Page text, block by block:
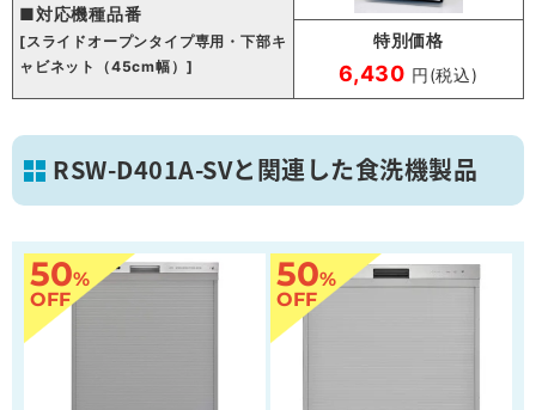
■対応機種品番
[スライドオープンタイプ専用・下部キ
ャビネット（45cm幅）]
特別価格
6,430 円(税込)
RSW-D401A-SVと関連した食洗機製品
50%
OFF
50%
OFF